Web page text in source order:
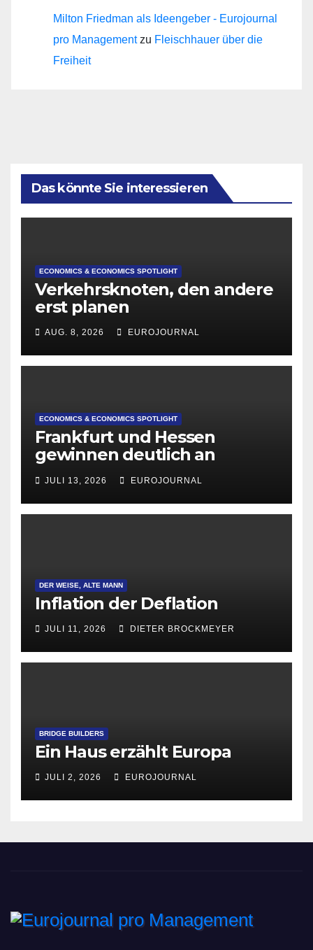
Milton Friedman als Ideengeber - Eurojournal
pro Managementzu Fleischhauer über die
Freiheit
Das könnte Sie interessieren
ECONOMICS & ECONOMICS SPOTLIGHT
Verkehrsknoten, den andere
erst planen
AUG. 8, 2026 EUROJOURNAL
ECONOMICS & ECONOMICS SPOTLIGHT
Frankfurt und Hessen
gewinnen deutlich an
Attraktivität für Startup-
Gründungen
JULI 13, 2026 EUROJOURNAL
DER WEISE, ALTE MANN
Inflation der Deflation
JULI 11, 2026 DIETER BROCKMEYER
BRIDGE BUILDERS
Ein Haus erzählt Europa
JULI 2, 2026 EUROJOURNAL